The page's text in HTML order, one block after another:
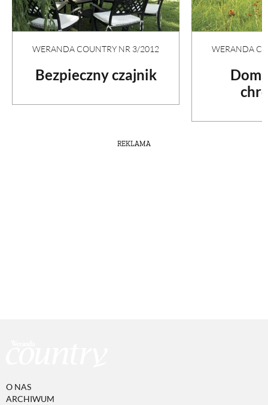
WERANDA COUNTRY NR 3/2012
Bezpieczny czajnik
WERANDA
Dom
REKLAMA
O NAS
ARCHIWUM